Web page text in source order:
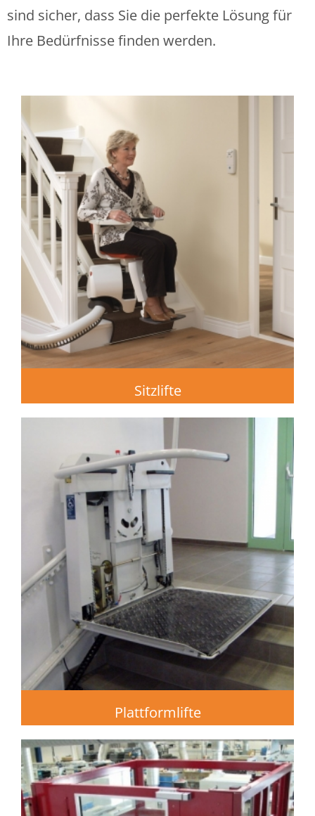
sind sicher, dass Sie die perfekte Lösung für
Ihre Bedürfnisse finden werden.
Sitzlifte
Plattformlifte